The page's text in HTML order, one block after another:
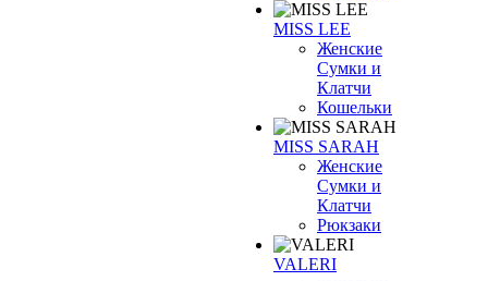
MISS LEE
Женские
Сумки и
Клатчи
Кошельки
MISS SARAH
Женские
Сумки и
Клатчи
Рюкзаки
VALERI